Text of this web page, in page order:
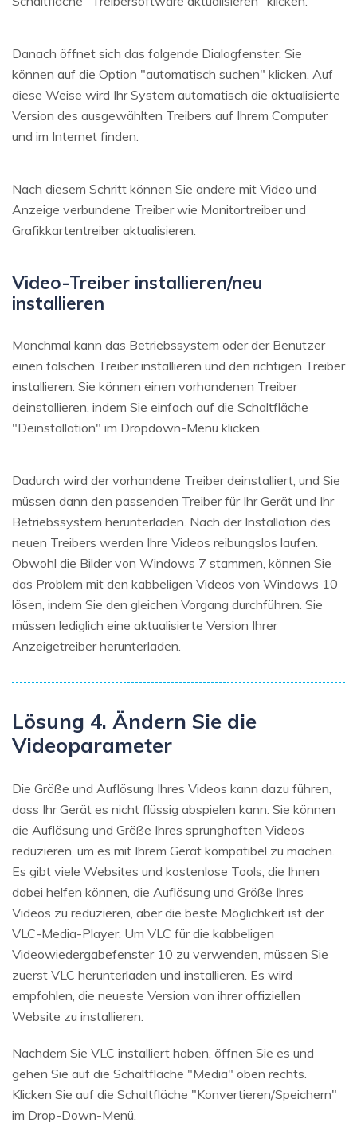
Danach öffnet sich das folgende Dialogfenster. Sie
können auf die Option "automatisch suchen" klicken. Auf
diese Weise wird Ihr System automatisch die aktualisierte
Version des ausgewählten Treibers auf Ihrem Computer
und im Internet finden.
Nach diesem Schritt können Sie andere mit Video und
Anzeige verbundene Treiber wie Monitortreiber und
Grafikkartentreiber aktualisieren.
Video-Treiber installieren/neu
installieren
Manchmal kann das Betriebssystem oder der Benutzer
einen falschen Treiber installieren und den richtigen Treiber
installieren. Sie können einen vorhandenen Treiber
deinstallieren, indem Sie einfach auf die Schaltfläche
"Deinstallation" im Dropdown-Menü klicken.
Dadurch wird der vorhandene Treiber deinstalliert, und Sie
müssen dann den passenden Treiber für Ihr Gerät und Ihr
Betriebssystem herunterladen. Nach der Installation des
neuen Treibers werden Ihre Videos reibungslos laufen.
Obwohl die Bilder von Windows 7 stammen, können Sie
das Problem mit den kabbeligen Videos von Windows 10
lösen, indem Sie den gleichen Vorgang durchführen. Sie
müssen lediglich eine aktualisierte Version Ihrer
Anzeigetreiber herunterladen.
Lösung 4. Ändern Sie die
Videoparameter
Die Größe und Auflösung Ihres Videos kann dazu führen,
dass Ihr Gerät es nicht flüssig abspielen kann. Sie können
die Auflösung und Größe Ihres sprunghaften Videos
reduzieren, um es mit Ihrem Gerät kompatibel zu machen.
Es gibt viele Websites und kostenlose Tools, die Ihnen
dabei helfen können, die Auflösung und Größe Ihres
Videos zu reduzieren, aber die beste Möglichkeit ist der
VLC-Media-Player. Um VLC für die kabbeligen
Videowiedergabefenster 10 zu verwenden, müssen Sie
zuerst VLC herunterladen und installieren. Es wird
empfohlen, die neueste Version von ihrer offiziellen
Website zu installieren.
Nachdem Sie VLC installiert haben, öffnen Sie es und
gehen Sie auf die Schaltfläche "Media" oben rechts.
Klicken Sie auf die Schaltfläche "Konvertieren/Speichern"
im Drop-Down-Menü.